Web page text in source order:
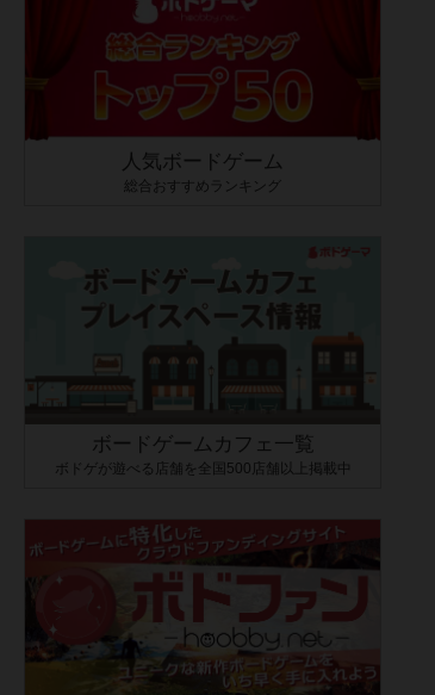
人気ボードゲーム
総合おすすめランキング
ボードゲームカフェ一覧
ボドゲが遊べる店舗を全国500店舗以上掲載中